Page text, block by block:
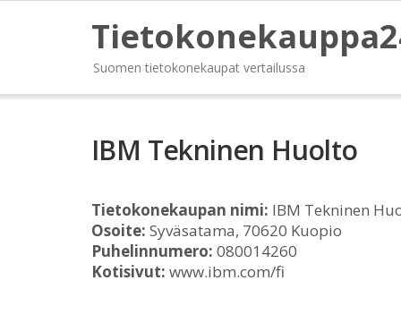
Suomen tietokonekaupat vertailussa
IBM Tekninen Huolto
Tietokonekaupan nimi: IBM Tekninen
Osoite: Syväsatama, 70620 Kuopio
Puhelinnumero: 080014260
Kotisivut: www.ibm.com/fi